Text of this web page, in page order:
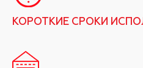
КОРОТКИЕ СРОКИ